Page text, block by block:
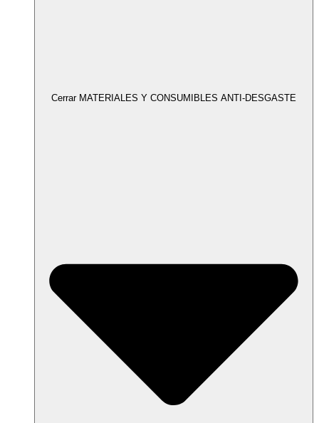
Cerrar MATERIALES Y CONSUMIBLES ANTI-DESGASTE